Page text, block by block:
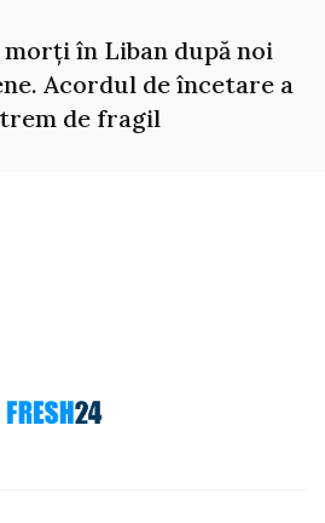
în Liban după noi
Acordul de încetare a
de fragil